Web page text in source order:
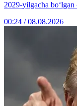
2029-yilgacha
00:24 / 08.08.2026